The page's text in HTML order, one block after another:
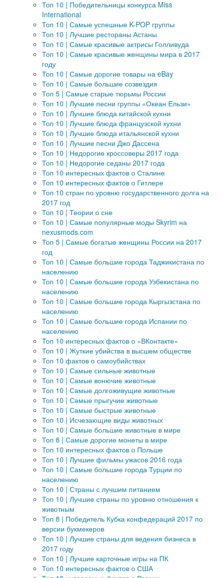
Топ 10 | Победительницы конкурса Miss
International
Топ 10 | Самые успешные K-POP группы
Топ 10 | Лучшие рестораны Астаны
Топ 10 | Самые красивые актрисы Голливуда
Топ 10 | Самые красивые женщины мира в 2017
году
Топ 10 | Самые дорогие товары на eBay
Топ 10 | Самые большие созвездия
Топ 5 | Самые старые тюрьмы России
Топ 10 | Лучшие песни группы «Океан Ельзи»
Топ 10 | Лучшие блюда китайской кухни
Топ 10 | Лучшие блюда французской кухни
Топ 10 | Лучшие блюда итальянской кухни
Топ 10 | Лучшие песни Джо Дассена
Топ 10 | Недорогие кроссоверы 2017 года
Топ 10 | Недорогие седаны 2017 года
Топ 10 интересных фактов о Сталине
Топ 10 интересных фактов о Гитлере
Топ 10 стран по уровню государственного долга на
2017 год
Топ 10 | Теории о сне
Топ 10 | Самые популярные моды Skyrim на
nexusmods.com
Топ 5 | Самые богатые женщины России на 2017
год
Топ 10 | Самые большие города Таджикистана по
населению
Топ 10 | Самые большие города Узбекистана по
населению
Топ 10 | Самые большие города Кыргызстана по
населению
Топ 10 | Самые большие города Испании по
населению
Топ 10 интересных фактов о «ВКонтакте»
Топ 10 | Жуткие убийства в высшем обществе
Топ 10 фактов о самоубийствах
Топ 10 | Самые сильные животные
Топ 10 | Самые вонючие животные
Топ 10 | Самые долгоживущие животные
Топ 10 | Самые прыгучие животные
Топ 10 | Самые быстрые животные
Топ 10 | Исчезающие виды животных
Топ 10 | Самые большие животные в мире
Топ 8 | Самые дорогие монеты в мире
Топ 10 интересных фактов о Польше
Топ 10 | Лучшие фильмы ужасов 2016 года
Топ 10 | Самые большие города Турции по
населению
Топ 10 | Страны с лучшим питанием
Топ 10 | Лучшие страны по уровню отношения к
животным
Топ 8 | Победитель Кубка конфедераций 2017 по
версии букмекеров
Топ 10 | Лучшие страны для ведения бизнеса в
2017 году
Топ 10 | Лучшие карточные игры на ПК
Топ 10 интересных фактов о США